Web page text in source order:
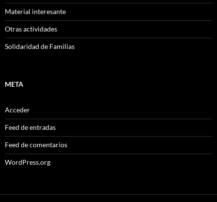
Material interesante
Otras actividades
Solidaridad de Familias
META
Acceder
Feed de entradas
Feed de comentarios
WordPress.org